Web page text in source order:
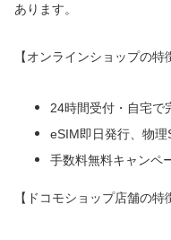
あります。
【オンラインショップの特
24時間受付・自宅で
eSIM即日発行、物理
手数料無料キャンペ
【ドコモショップ店舗の特